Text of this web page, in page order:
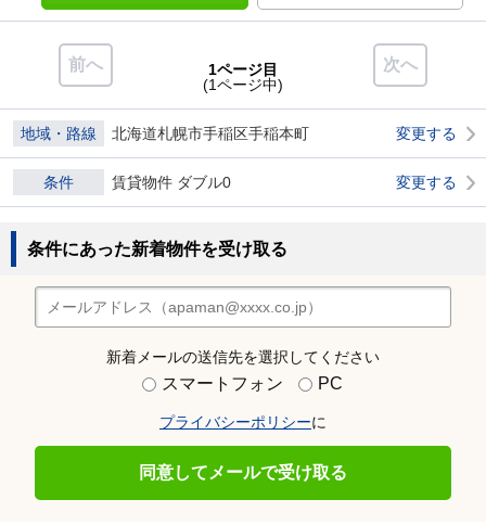
前へ 次へ
1ページ目
(1ページ中)
地域・路線 北海道札幌市手稲区手稲本町 変更する
条件 賃貸物件 ダブル0 変更する
条件にあった新着物件を受け取る
新着メールの送信先を選択してください
スマートフォン PC
プライバシーポリシーに
同意してメールで受け取る